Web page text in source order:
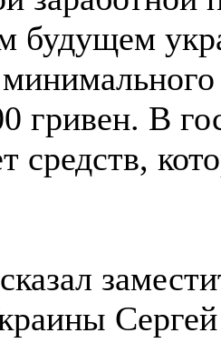
будущем
гривен. В
средств,